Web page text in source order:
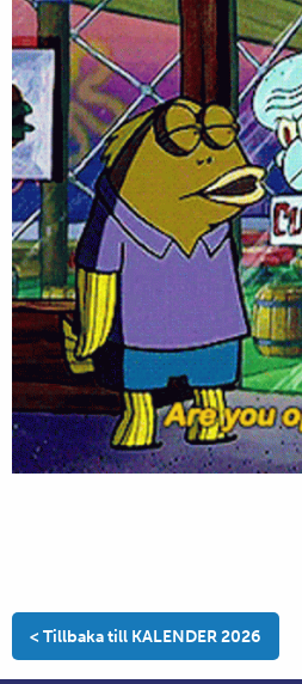
< Tillbaka till KALENDER 2026